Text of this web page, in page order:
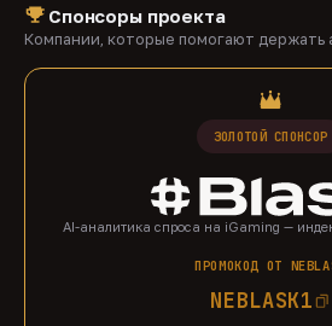
Спонсоры проекта
Компании, которые помогают держать
ЗОЛОТОЙ СПОНСОР
AI-аналитика спроса на iGaming —
ПРОМОКОД ОТ
NEBLASK1